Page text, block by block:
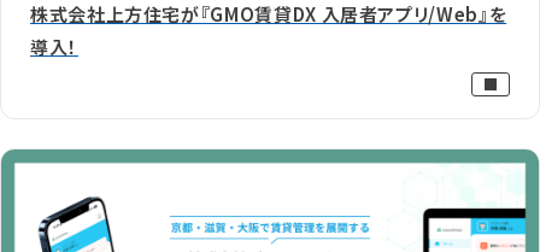
株式会社上方住宅が『GMO賃貸DX 入居者アプリ/Web』を
導入！